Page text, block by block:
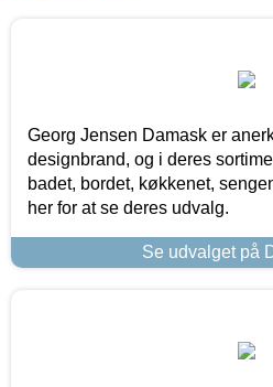
Georg Jensen Damask er
designbrand, og i deres
badet, bordet, køkkenet,
her for at se deres udvalg.
Se udvalget på